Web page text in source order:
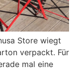
Store wiegt
verpackt. Für
mal eine